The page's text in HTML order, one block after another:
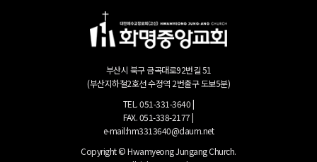
부산시 북구 금곡대로92번길 51
(부산지하철2호선 수정역 2번출구 도보5분)
TEL. 051-331-3640 |
FAX. 051-338-2177 |
e-mail:hm3313640@daum.net
Copyright © Hwamyeong Jungang Church.